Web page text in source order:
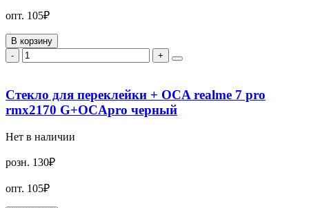
опт. 105₽
В корзину
-
+
Стекло для переклейки + OCA realme 7 pro
rmx2170 G+OCApro черный
Нет в наличии
розн. 130₽
опт. 105₽